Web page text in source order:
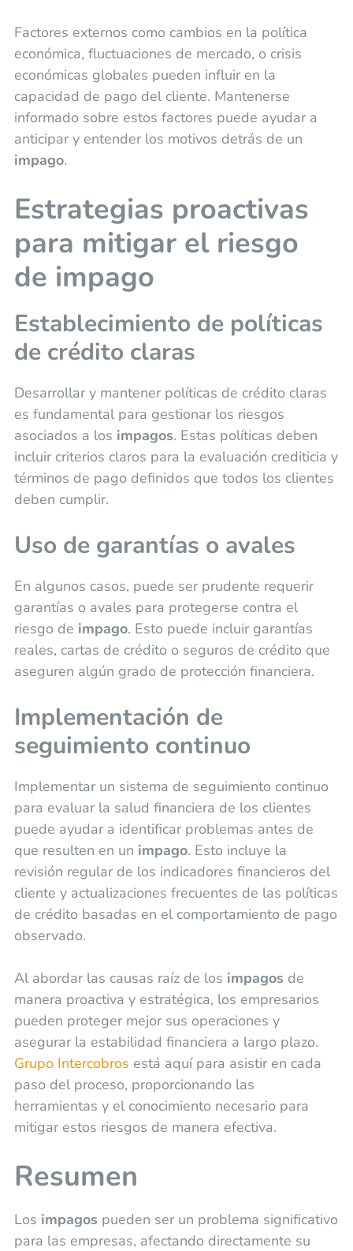
Factores externos como cambios en la política
económica, fluctuaciones de mercado, o crisis
económicas globales pueden influir en la
capacidad de pago del cliente. Mantenerse
informado sobre estos factores puede ayudar a
anticipar y entender los motivos detrás de un
impago.
Estrategias proactivas
para mitigar el riesgo
de impago
Establecimiento de políticas
de crédito claras
Desarrollar y mantener políticas de crédito claras
es fundamental para gestionar los riesgos
asociados a los impagos. Estas políticas deben
incluir criterios claros para la evaluación crediticia y
términos de pago definidos que todos los clientes
deben cumplir.
Uso de garantías o avales
En algunos casos, puede ser prudente requerir
garantías o avales para protegerse contra el
riesgo de impago. Esto puede incluir garantías
reales, cartas de crédito o seguros de crédito que
aseguren algún grado de protección financiera.
Implementación de
seguimiento continuo
Implementar un sistema de seguimiento continuo
para evaluar la salud financiera de los clientes
puede ayudar a identificar problemas antes de
que resulten en un impago. Esto incluye la
revisión regular de los indicadores financieros del
cliente y actualizaciones frecuentes de las políticas
de crédito basadas en el comportamiento de pago
observado.
Al abordar las causas raíz de los impagos de
manera proactiva y estratégica, los empresarios
pueden proteger mejor sus operaciones y
asegurar la estabilidad financiera a largo plazo.
Grupo Intercobros está aquí para asistir en cada
paso del proceso, proporcionando las
herramientas y el conocimiento necesario para
mitigar estos riesgos de manera efectiva.
Resumen
Los impagos pueden ser un problema significativo
para las empresas, afectando directamente su